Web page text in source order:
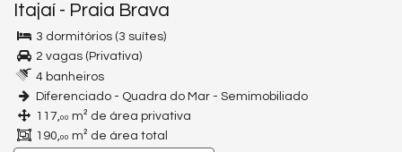
Itajaí - Praia Brava
3 dormitórios (3 suítes)
2 vagas (Privativa)
4 banheiros
Diferenciado - Quadra do Mar - Semimobiliado
117,00 m² de área privativa
190,00 m² de área total